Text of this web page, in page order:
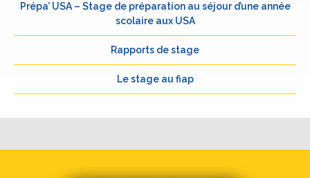
Prépa’ USA – Stage de préparation au séjour d’une année
scolaire aux USA
Rapports de stage
Le stage au fiap